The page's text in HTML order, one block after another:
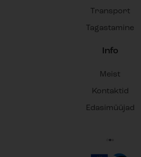
Transport
Tagastamine
Info
Meist
Kontaktid
Edasimüüjad